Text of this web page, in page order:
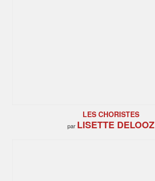
LES CHORISTES
par LISETTE DELOOZ